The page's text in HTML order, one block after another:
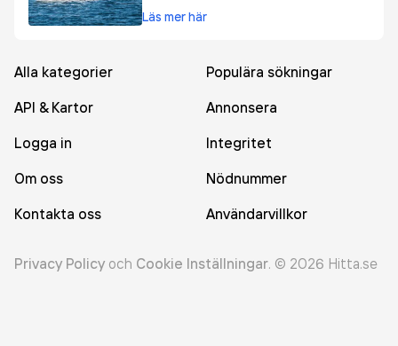
Läs mer här
Alla kategorier
Populära sökningar
API & Kartor
Annonsera
Logga in
Integritet
Om oss
Nödnummer
Kontakta oss
Användarvillkor
Privacy Policy och Cookie Inställningar. © 2026 Hitta.se